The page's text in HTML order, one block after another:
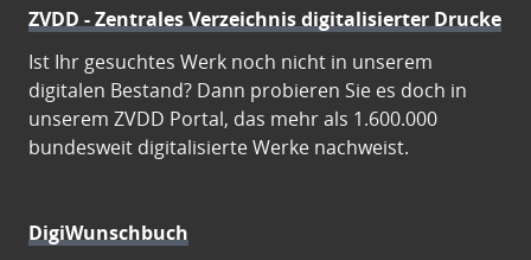
ZVDD - Zentrales Verzeichnis digitalisierter Drucke
Ist Ihr gesuchtes Werk noch nicht in unserem
digitalen Bestand? Dann probieren Sie es doch in
unserem ZVDD Portal, das mehr als 1.600.000
bundesweit digitalisierte Werke nachweist.
DigiWunschbuch